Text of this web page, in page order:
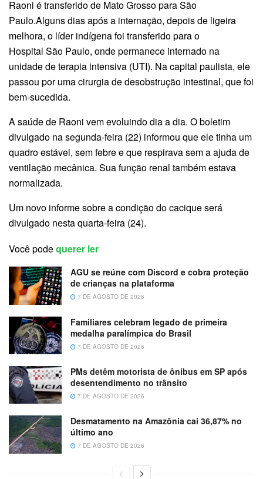
Raoni é transferido de Mato Grosso para São
Paulo.Alguns dias após a internação, depois de ligeira
melhora, o líder indígena foi transferido para o
Hospital São Paulo, onde permanece internado na
unidade de terapia intensiva (UTI). Na capital paulista, ele
passou por uma cirurgia de desobstrução intestinal, que foi
bem-sucedida.
A saúde de Raoni vem evoluindo dia a dia. O boletim
divulgado na segunda-feira (22) informou que ele tinha um
quadro estável, sem febre e que respirava sem a ajuda de
ventilação mecânica. Sua função renal também estava
normalizada.
Um novo informe sobre a condição do cacique será
divulgado nesta quarta-feira (24).
Você podequerer ler
AGU se reúne com Discord e cobra proteção
de crianças na plataforma
7 DE AGOSTO DE 2026
Familiares celebram legado de primeira
medalha paralímpica do Brasil
7 DE AGOSTO DE 2026
PMs detêm motorista de ônibus em SP após
desentendimento no trânsito
7 DE AGOSTO DE 2026
Desmatamento na Amazônia cai 36,87% no
último ano
7 DE AGOSTO DE 2026